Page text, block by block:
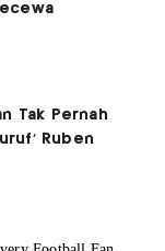
Tak Pernah
Ruben